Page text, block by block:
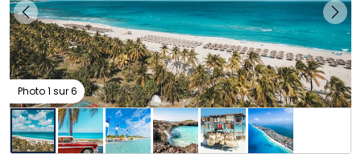
Photo 1 sur 6